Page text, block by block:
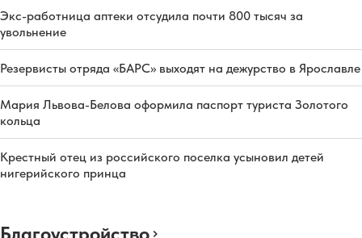
Экс-работница аптеки отсудила почти 800 тысяч за
увольнение
Резервисты отряда «БАРС» выходят на дежурство в Ярославле
Мария Львова-Белова оформила паспорт туриста Золотого
кольца
Крестный отец из российского поселка усыновил детей
нигерийского принца